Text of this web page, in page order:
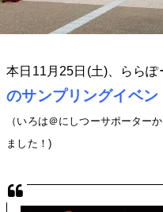
本日11月25日(土)、ららぽ
のサンプリングイベン
（いろは＠にしつーサポーター
ました！)